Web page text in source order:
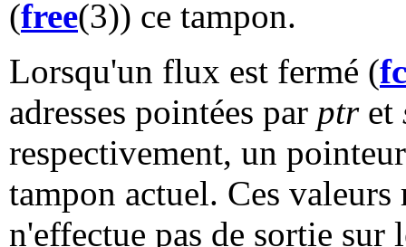
(free(3)) ce tampon.
Lorsqu'un flux est fermé (
adresses pointées par ptret
respectivement, un
tampon actuel. Ces
n'effectue pas de sortie